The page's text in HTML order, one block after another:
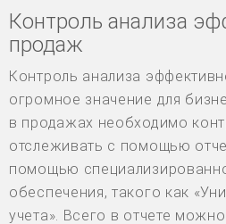
Контроль анализа
продаж
Контроль анализа
огромное значение для
в продажах необходимо
отслеживать с помощью
помощью
обеспечения, такого как
учета». Всего в отчете